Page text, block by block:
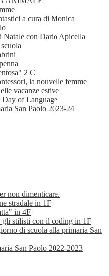
a cura di Monica
Natale con Dario Apicella
2 C
la nouvelle femme
vacanze estive
Day of Language
San Paolo 2023-24
non dimenticare.
stradale in 1F
in 4F
gli stilisti con il coding in 1F
di scuola alla primaria San
San Paolo 2022-2023